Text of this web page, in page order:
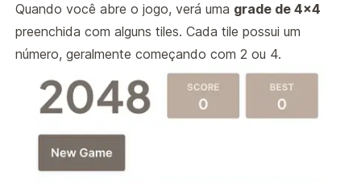
Quando você abre o jogo, verá uma grade de 4x4
preenchida com alguns tiles. Cada tile possui um
número, geralmente começando com 2 ou 4.